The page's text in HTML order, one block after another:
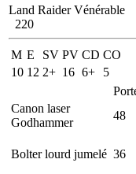
Land Raider Vénérable
220
M E SV PV CD CO
10 12 2+ 16 6+
5
Canon laser
Godhammer
48
Bolter lourd jumelé 36